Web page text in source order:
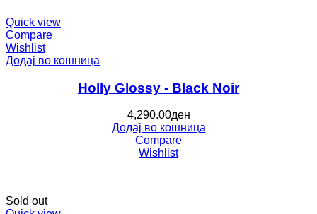
Quick view
Compare
Wishlist
Додај во кошница
Holly Glossy - Black Noir
4,290.00ден
Додај во кошница
Compare
Wishlist
Sold out